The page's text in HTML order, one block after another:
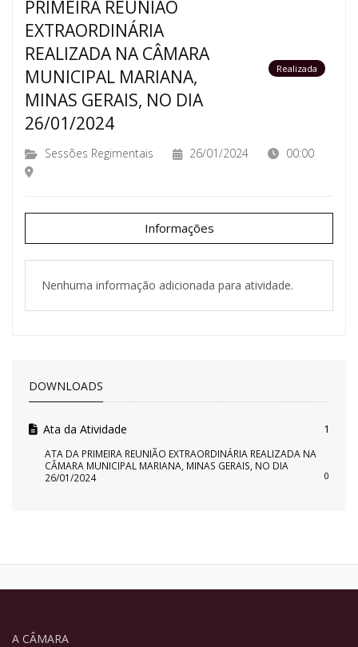
PRIMEIRA REUNIÃO
EXTRAORDINÁRIA
REALIZADA NA CÂMARA
MUNICIPAL MARIANA,
MINAS GERAIS, NO DIA
26/01/2024
Realizada
Sessões Regimentais 26/01/2024 00:00
Informações
Nenhuma informação adicionada para atividade.
DOWNLOADS
Ata da Atividade 1
ATA DA PRIMEIRA REUNIÃO EXTRAORDINÁRIA REALIZADA NA
CÂMARA MUNICIPAL MARIANA, MINAS GERAIS, NO DIA
26/01/2024
0
A CÂMARA